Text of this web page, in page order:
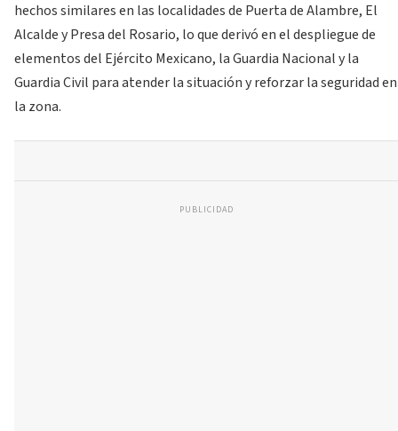
hechos similares en las localidades de Puerta de Alambre, El
Alcalde y Presa del Rosario, lo que derivó en el despliegue de
elementos del Ejército Mexicano, la Guardia Nacional y la
Guardia Civil para atender la situación y reforzar la seguridad en
la zona.
PUBLICIDAD